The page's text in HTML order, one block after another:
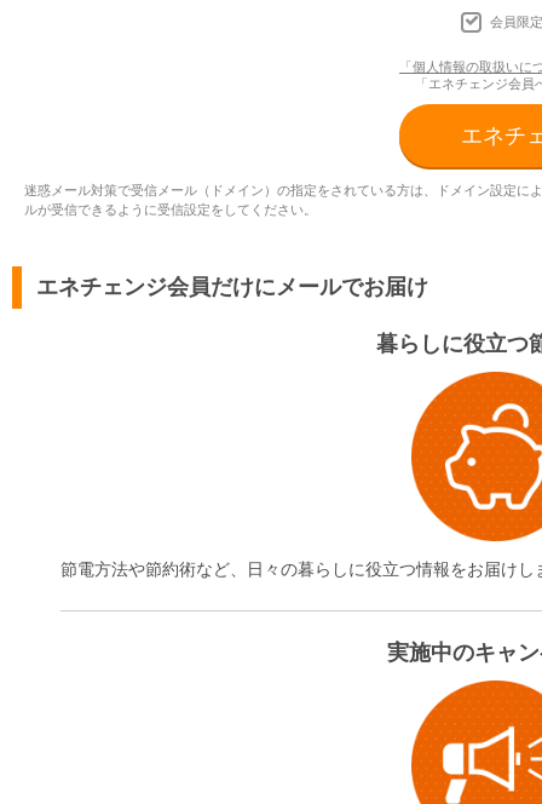
会員限
「個人情報の取扱いに
「エネチェンジ会
エネチ
迷惑メール対策で受信メール（ドメイン）の指定をされている方は、ドメイン設定
ルが受信できるように受信設定をしてください。
エネチェンジ会員だけにメールでお届け
暮らしに役立つ
節電方法や節約術など、日々の暮らしに役立つ情報をお届けし
実施中のキャ